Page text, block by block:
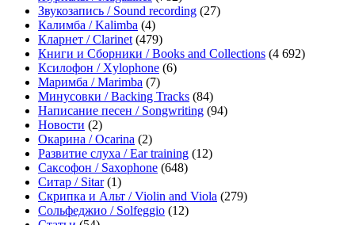
Звукозапись / Sound recording (27)
Калимба / Kalimba (4)
Кларнет / Clarinet (479)
Книги и Сборники / Books and Collections (4 692)
Ксилофон / Xylophone (6)
Маримба / Marimba (7)
Минусовки / Backing Tracks (84)
Написание песен / Songwriting (94)
Новости (2)
Окарина / Ocarina (2)
Развитие слуха / Ear training (12)
Саксофон / Saxophone (648)
Ситар / Sitar(1)
Скрипка и Альт / Violin and Viola (279)
Сольфеджио / Solfeggio (12)